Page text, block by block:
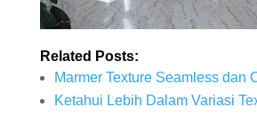
Related Posts:
Marmer Texture Seamless dan
Ketahui Lebih Dalam Variasi